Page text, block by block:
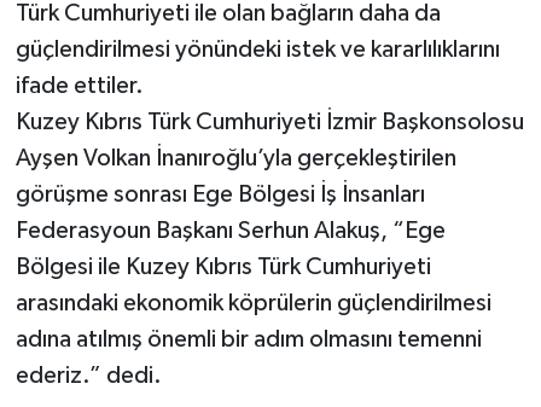
Türk Cumhuriyeti ile olan bağların daha da
güçlendirilmesi yönündeki istek ve kararlılıklarını
ifade ettiler.
Kuzey Kıbrıs Türk Cumhuriyeti İzmir Başkonsolosu
Ayşen Volkan İnanıroğlu’yla gerçekleştirilen
görüşme sonrası Ege Bölgesi İş İnsanları
Federasyoun Başkanı Serhun Alakuş, “Ege
Bölgesi ile Kuzey Kıbrıs Türk Cumhuriyeti
arasındaki ekonomik köprülerin güçlendirilmesi
adına atılmış önemli bir adım olmasını temenni
ederiz.” dedi.